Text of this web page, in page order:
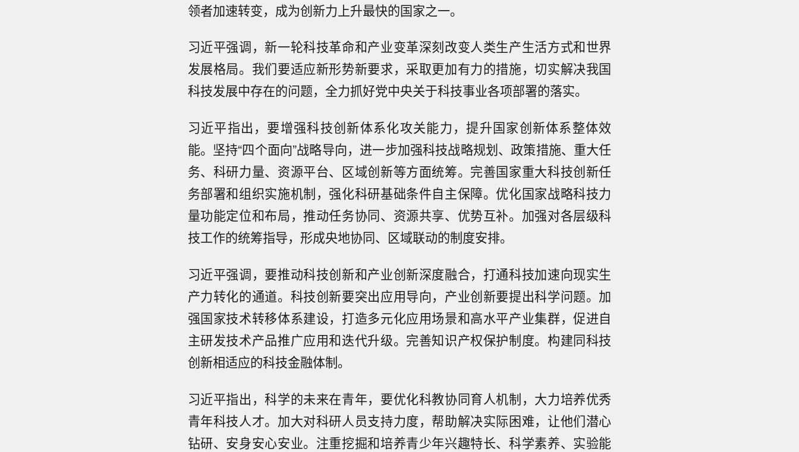
领者加速转变，成为创新力上升最快的国家之一。
习近平强调，新一轮科技革命和产业变革深刻改变人类生产生活方式和世界
发展格局。我们要适应新形势新要求，采取更加有力的措施，切实解决我国
科技发展中存在的问题，全力抓好党中央关于科技事业各项部署的落实。
习近平指出，要增强科技创新体系化攻关能力，提升国家创新体系整体效
能。坚持“四个面向”战略导向，进一步加强科技战略规划、政策措施、重大任
务、科研力量、资源平台、区域创新等方面统筹。完善国家重大科技创新任
务部署和组织实施机制，强化科研基础条件自主保障。优化国家战略科技力
量功能定位和布局，推动任务协同、资源共享、优势互补。加强对各层级科
技工作的统筹指导，形成央地协同、区域联动的制度安排。
习近平强调，要推动科技创新和产业创新深度融合，打通科技加速向现实生
产力转化的通道。科技创新要突出应用导向，产业创新要提出科学问题。加
强国家技术转移体系建设，打造多元化应用场景和高水平产业集群，促进自
主研发技术产品推广应用和迭代升级。完善知识产权保护制度。构建同科技
创新相适应的科技金融体制。
习近平指出，科学的未来在青年，要优化科教协同育人机制，大力培养优秀
青年科技人才。加大对科研人员支持力度，帮助解决实际困难，让他们潜心
钻研、安身安心安业。注重挖掘和培养青少年兴趣特长、科学素养、实验能